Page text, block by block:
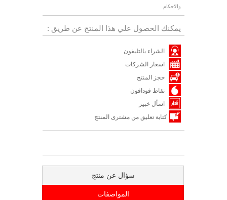
والاحكام
يمكنك الحصول علي هذا المنتج عن طريق :
الشراء بالتليفون
اسعار الشركات
حجز المنتج
نقاط فودافون
اسأل خبير
كتابة تعليق من مشترى المنتج
سؤال عن منتج
المواصفات